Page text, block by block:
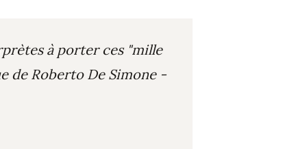
à porter ces "mille
de Roberto De Simone -